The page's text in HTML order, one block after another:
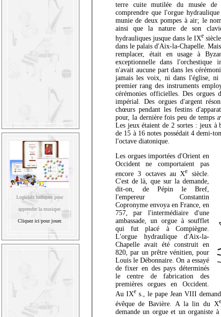
Logiciels ludiques pour
apprendre la musique.
Cliquez ici pour jouer.
terre cuite mutilée du musée de
comprendre que l'orgue
munie de deux pompes à air; le
ainsi que la nature de son
hydrauliques jusque dans le IXe
dans le palais d'Aix-la-Chapelle.
remplacer, était en usage à
exceptionnelle dans l'orchestique
n'avait aucune part dans les
jamais les voix, ni dans l'église,
premier rang des instruments
cérémonies officielles. Des orgues
impérial. Des orgues d'argent
chœurs pendant les festins
pour, la dernière fois peu de temps
Les jeux étaient de 2 sortes : jeux à
de 15 à 16 notes possédait 4 demi-
l'octave diatonique.
Les orgues importées d'Orient en
Occident ne comportaient pas
encore 3 octaves au Xe
siècle.
C'est de là, que sur la demande,
dit-on, de Pépin le Bref,
l'empereur Constantin
Copronyme envoya en France, en
757, par l'intermédiaire d'une
ambassade, un orgue à soufflet
qui fut placé à Compiègne.
L'orgue hydraulique d'Aix-la-
Chapelle avait été construit en
820, par un prêtre vénitien, pour
Louis le Débonnaire. On a essayé
de fixer en des pays déterminés
le centre de fabrication des
premières orgues en Occident.
Au IXes., le pape Jean VIII
évêque de Bavière. A la lin du Xe
demande un orgue et un organiste